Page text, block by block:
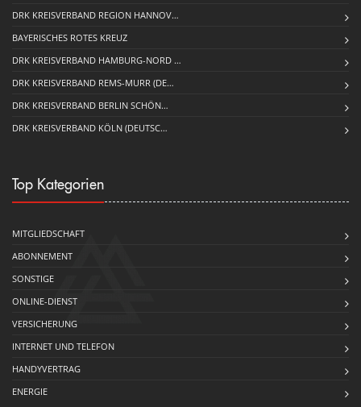
DRK KREISVERBAND REGION HANNOV…
BAYERISCHES ROTES KREUZ
DRK KREISVERBAND HAMBURG-NORD …
DRK KREISVERBAND REMS-MURR (DE…
DRK KREISVERBAND BERLIN SCHÖN…
DRK KREISVERBAND KÖLN (DEUTSC…
Top Kategorien
MITGLIEDSCHAFT
ABONNEMENT
SONSTIGE
ONLINE-DIENST
VERSICHERUNG
INTERNET UND TELEFON
HANDYVERTRAG
ENERGIE